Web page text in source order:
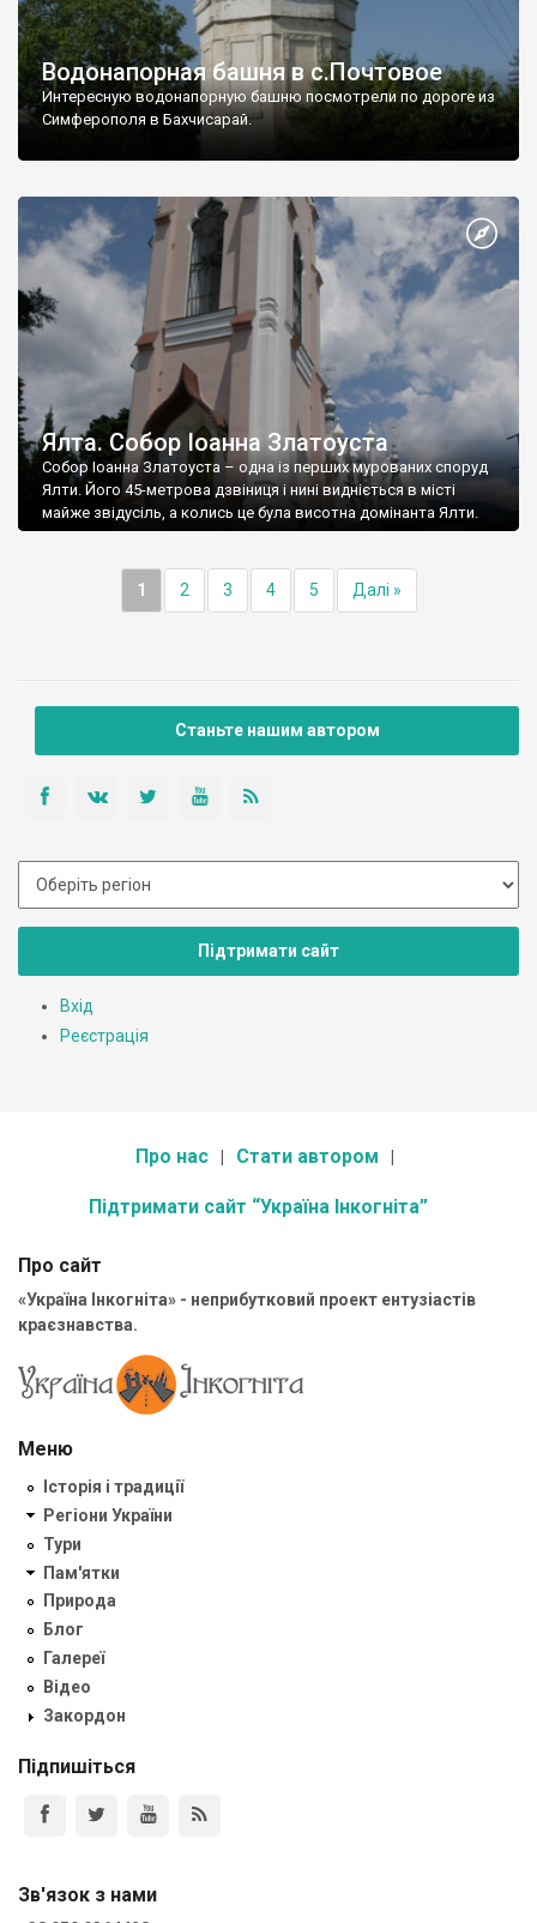
Водонапорная башня в с.Почтовое
Интересную водонапорную башню посмотрели по дороге из
Симферополя в Бахчисарай.
Ялта. Собор Іоанна Златоуста
Собор Іоанна Златоуста – одна із перших мурованих споруд
Ялти. Його 45-метрова дзвіниця і нині видніється в місті
майже звідусіль, а колись це була висотна домінанта Ялти.
1 2 3 4 5 Далі »
Станьте нашим автором
Підтримати сайт
Вхід
Реєстрація
Про нас Стати автором
Підтримати сайт “Україна Інкогніта”
Про сайт
«Україна Інкогніта» - неприбутковий проект ентузіастів
краєзнавства.
Меню
Історія і традиції
Регіони України
Тури
Пам'ятки
Природа
Блог
Галереї
Відео
Закордон
Підпишіться
Зв'язок з нами